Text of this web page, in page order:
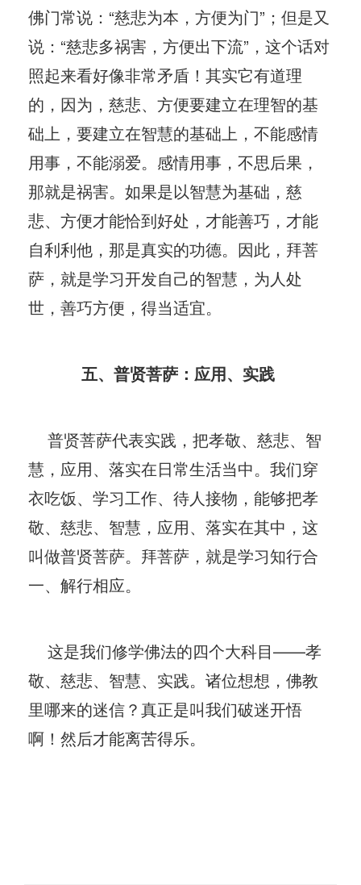
佛门常说：“慈悲为本，方便为门”；但是又
说：“慈悲多祸害，方便出下流”，这个话对
照起来看好像非常矛盾！其实它有道理
的，因为，慈悲、方便要建立在理智的基
础上，要建立在智慧的基础上，不能感情
用事，不能溺爱。感情用事，不思后果，
那就是祸害。如果是以智慧为基础，慈
悲、方便才能恰到好处，才能善巧，才能
自利利他，那是真实的功德。因此，拜菩
萨，就是学习开发自己的智慧，为人处
世，善巧方便，得当适宜。
五、普贤菩萨：应用、实践
普贤菩萨代表实践，把孝敬、慈悲、智
慧，应用、落实在日常生活当中。我们穿
衣吃饭、学习工作、待人接物，能够把孝
敬、慈悲、智慧，应用、落实在其中，这
叫做普贤菩萨。拜菩萨，就是学习知行合
一、解行相应。
这是我们修学佛法的四个大科目——孝
敬、慈悲、智慧、实践。诸位想想，佛教
里哪来的迷信？真正是叫我们破迷开悟
啊！然后才能离苦得乐。